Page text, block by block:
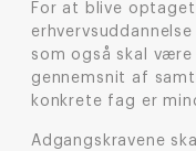
For at blive
som også skal
gennemsnit af
konkrete fag er
Adgangskravene